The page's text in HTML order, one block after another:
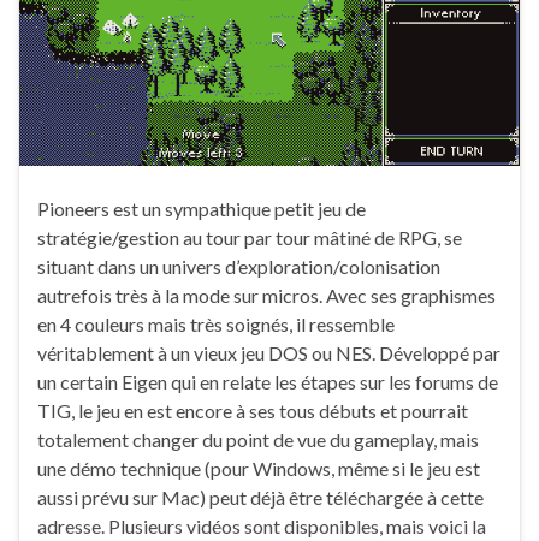
Pioneers est un sympathique petit jeu de
stratégie/gestion au tour par tour mâtiné de RPG, se
situant dans un univers d’exploration/colonisation
autrefois très à la mode sur micros. Avec ses graphismes
en 4 couleurs mais très soignés, il ressemble
véritablement à un vieux jeu DOS ou NES. Développé par
un certain Eigen qui en relate les étapes sur les forums de
TIG, le jeu en est encore à ses tous débuts et pourrait
totalement changer du point de vue du gameplay, mais
une démo technique (pour Windows, même si le jeu est
aussi prévu sur Mac) peut déjà être téléchargée à cette
adresse. Plusieurs vidéos sont disponibles, mais voici la